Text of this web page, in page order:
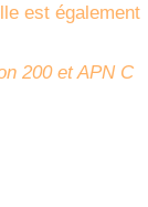
est également
200 et APN C